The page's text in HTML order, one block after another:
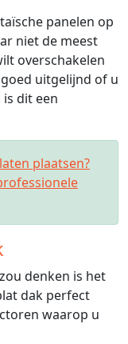
panelen op
niet de meest
overschakelen
uitgelijnd of u
dit een
plaatsen?
denken is het
dak perfect
waarop u